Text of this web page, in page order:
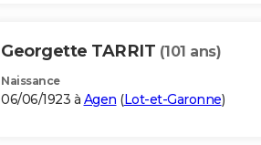
Georgette TARRIT (101 ans)
Naissance
06/06/1923 à Agen (Lot-et-Garonne)